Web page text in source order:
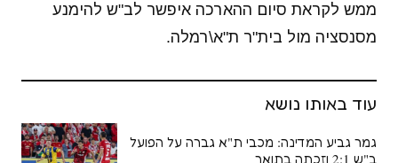
ממש לקראת סיום ההארכה איפשר לב"ש להימנע
מסנסציה מול בית"ר ת"א\רמלה.
עוד באותו נושא
גמר גביע המדינה: מכבי ת"א גברה על הפועל
ב"ש 2:1 וזכתה בתואר